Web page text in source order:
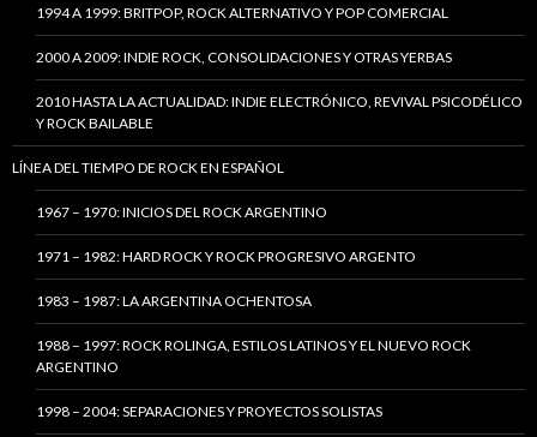
1994 A 1999: BRITPOP, ROCK ALTERNATIVO Y POP COMERCIAL
2000 A 2009: INDIE ROCK, CONSOLIDACIONES Y OTRAS YERBAS
2010 HASTA LA ACTUALIDAD: INDIE ELECTRÓNICO, REVIVAL PSICODÉLICO
Y ROCK BAILABLE
LÍNEA DEL TIEMPO DE ROCK EN ESPAÑOL
1967 – 1970: INICIOS DEL ROCK ARGENTINO
1971 – 1982: HARD ROCK Y ROCK PROGRESIVO ARGENTO
1983 – 1987: LA ARGENTINA OCHENTOSA
1988 – 1997: ROCK ROLINGA, ESTILOS LATINOS Y EL NUEVO ROCK
ARGENTINO
1998 – 2004: SEPARACIONES Y PROYECTOS SOLISTAS